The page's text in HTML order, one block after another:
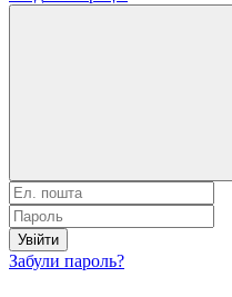
Увійти
Забули пароль?